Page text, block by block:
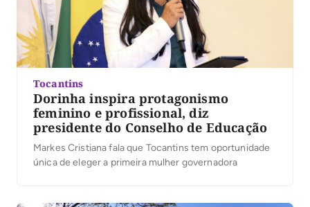
Tocantins
Dorinha inspira protagonismo
feminino e profissional, diz
presidente do Conselho de Educação
Markes Cristiana fala que Tocantins tem oportunidade
única de eleger a primeira mulher governadora